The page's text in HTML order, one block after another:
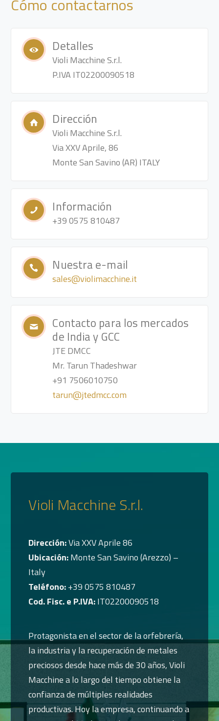
Cómo contactarnos
Detalles
Violi Macchine S.r.l.
P.IVA IT02200090518
Dirección
Violi Macchine S.r.l.
Via XXV Aprile, 86
Monte San Savino (AR) ITALY
Información
+39 0575 810487
Nuestra e-mail
sales@violimacchine.it
Contacto para los mercados
de India y GCC
JTE DMCC
Mr. Tarun Thadeshwar
+91 7506010750
tarun@jtedmcc.com
Violi Macchine S.r.l.
Dirección:Via XXV Aprile 86
Ubicación:Monte San Savino (Arezzo) –
Italy
Teléfono:+39 0575 810487
Cod. Fisc. e P.IVA:IT02200090518
Protagonista en el sector de la orfebrería,
la industria y la recuperación de metales
preciosos desde hace más de 30 años, Violi
Macchine a lo largo del tiempo obtiene la
confianza de múltiples realidades
productivas. Hoy la empresa, continuando a